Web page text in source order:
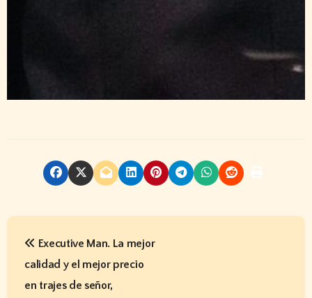
N
Executive Man. La mejor
calidad y el mejor precio
en trajes de señor,